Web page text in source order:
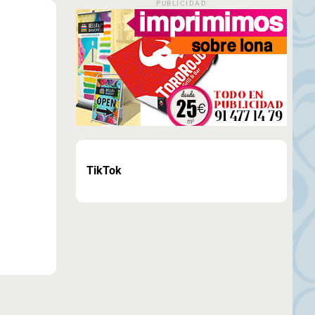
PUBLICIDAD
TikTok